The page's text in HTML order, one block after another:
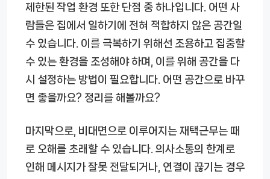
제한된 작업 환경 또한 단점 중 하나입니다. 어떤 사
람들은 집에서 일하기에 전혀 적합하지 않은 공간일
수 있습니다. 이를 극복하기 위해선 조용하고 집중할
수 있는 환경을 조성해야 하며, 이를 위해 공간을 다
시 설정하는 방법이 필요합니다. 어떤 공간으로 바꾸
면 좋을까요? 정리를 해볼까요?
마지막으로, 비대면으로 이루어지는 재택근무는 때
로 오해를 초래할 수 있습니다. 의사소통의 한계로
인해 메시지가 잘못 전달되거나, 연결이 끊기는 경우